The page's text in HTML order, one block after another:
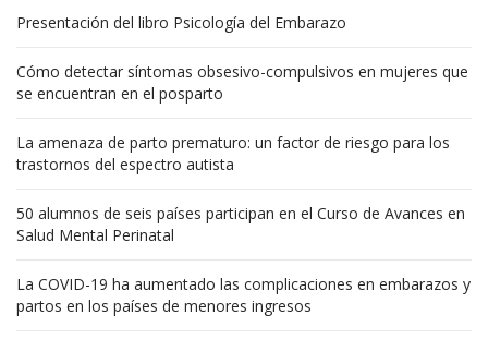
Presentación del libro Psicología del Embarazo
Cómo detectar síntomas obsesivo-compulsivos en mujeres que
se encuentran en el posparto
La amenaza de parto prematuro: un factor de riesgo para los
trastornos del espectro autista
50 alumnos de seis países participan en el Curso de Avances en
Salud Mental Perinatal
La COVID-19 ha aumentado las complicaciones en embarazos y
partos en los países de menores ingresos